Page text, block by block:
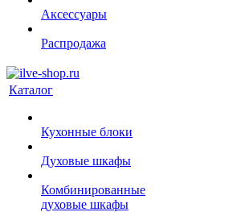
Аксессуары
Распродажа
Каталог
Кухонные блоки
Духовые шкафы
Комбинированные
духовые шкафы